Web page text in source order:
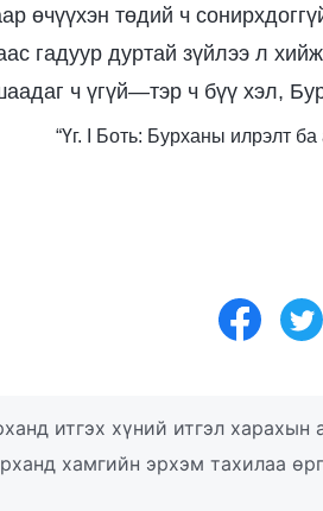
өчүүхэн төдий ч
гадуур дуртай зүйлээ л
ч үгүй—тэр ч бүү хэл,
“Үг. I Боть: Бурханы илрэлт
итгэх хүний итгэл харахын
хамгийн эрхэм тахилаа